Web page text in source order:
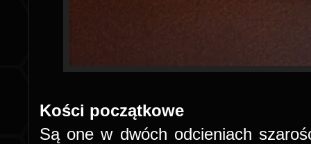
Kości początkowe
Są one w dwóch odcieniach